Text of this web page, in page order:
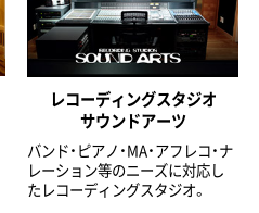
レコーディングスタジオ
サウンドアーツ
バンド・ピアノ・MA・アフレコ・ナ
レーション等のニーズに対応し
たレコーディングスタジオ。